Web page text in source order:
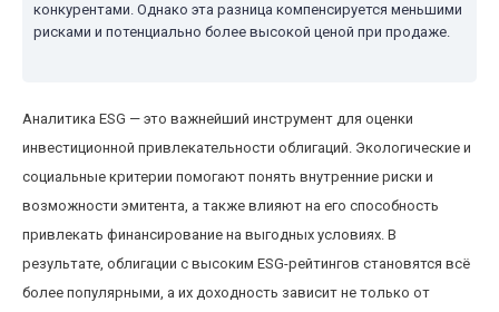
конкурентами. Однако эта разница компенсируется меньшими
рисками и потенциально более высокой ценой при продаже.
Аналитика ESG — это важнейший инструмент для оценки
инвестиционной привлекательности облигаций. Экологические и
социальные критерии помогают понять внутренние риски и
возможности эмитента, а также влияют на его способность
привлекать финансирование на выгодных условиях. В
результате, облигации с высоким ESG-рейтингов становятся всё
более популярными, а их доходность зависит не только от